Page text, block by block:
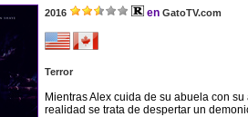
2016 en GatoTV.com
Terror
Mientras Alex cuida de su abuela con
realidad se trata de despertar un